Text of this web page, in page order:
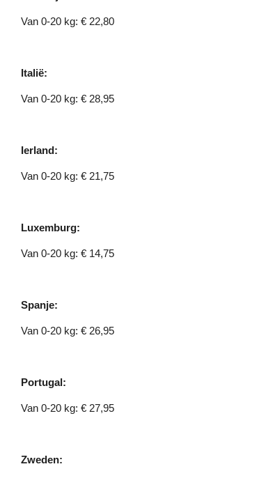
Van 0-20 kg: € 22,80
Italië:
Van 0-20 kg: € 28,95
Ierland:
Van 0-20 kg: € 21,75
Luxemburg:
Van 0-20 kg: € 14,75
Spanje:
Van 0-20 kg: € 26,95
Portugal:
Van 0-20 kg: € 27,95
Zweden: